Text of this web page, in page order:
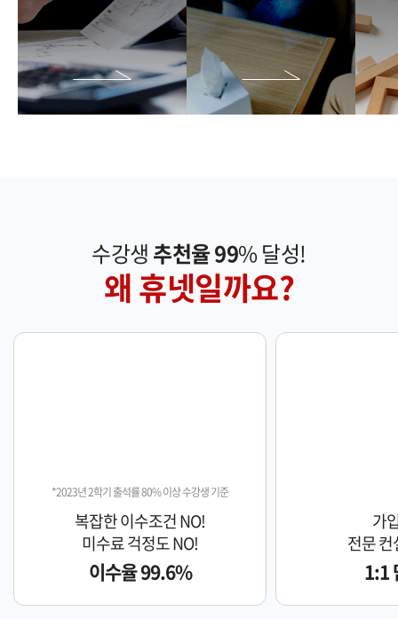
수강생추천율 99% 달성!
왜 휴넷일까요?
*2023년 2학기 출석률 80% 이상 수강생 기준
복잡한 이수조건 NO!
미수료 걱정도 NO!
이수율 99.6%
가
전문
1:1